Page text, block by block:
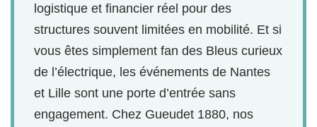
logistique et financier réel pour des
structures souvent limitées en mobilité. Et si
vous êtes simplement fan des Bleus curieux
de l’électrique, les événements de Nantes
et Lille sont une porte d’entrée sans
engagement. Chez Gueudet 1880, nos